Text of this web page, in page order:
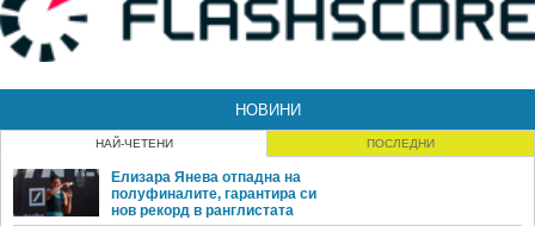
НОВИНИ
НАЙ-ЧЕТЕНИ ПОСЛЕДНИ
Елизара Янева отпадна на
полуфиналите, гарантира си
нов рекорд в ранглистата